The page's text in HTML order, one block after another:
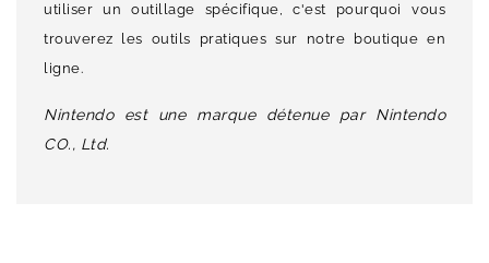
utiliser un outillage spécifique, c'est pourquoi vous
trouverez les outils pratiques sur notre boutique en
ligne.
Nintendo est une marque détenue par Nintendo
CO., Ltd.